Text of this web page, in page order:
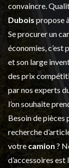
convaincre.
Dubois propose
Se procurer un
économies, c’est
et son large
des prix
par nos experts
l’on souhaite
Besoin de pièces
recherche
votre camion ?
d’accessoiresest